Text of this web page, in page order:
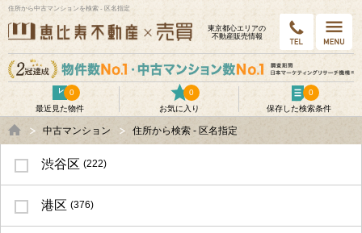
住所から中古マンションを検索 - 区名指定
東京都⼼エリアの
不動産販売情報
最近見た物件
0
お気に入り
0
保存した検索条件
0
中古マンション 住所から検索 - 区名指定
渋谷区 (222)
港区 (376)